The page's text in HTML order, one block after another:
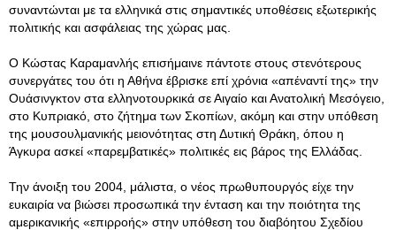
συναντώνται με τα ελληνικά στις σημαντικές υποθέσεις εξωτερικής
πολιτικής και ασφάλειας της χώρας μας.
Ο Κώστας Καραμανλής επισήμαινε πάντοτε στους στενότερους
συνεργάτες του ότι η Αθήνα έβρισκε επί χρόνια «απέναντί της» την
Ουάσινγκτον στα ελληνοτουρκικά σε Αιγαίο και Ανατολική Μεσόγειο,
στο Κυπριακό, στο ζήτημα των Σκοπίων, ακόμη και στην υπόθεση
της μουσουλμανικής μειονότητας στη Δυτική Θράκη, όπου η
Άγκυρα ασκεί «παρεμβατικές» πολιτικές εις βάρος της Ελλάδας.
Την άνοιξη του 2004, μάλιστα, ο νέος πρωθυπουργός είχε την
ευκαιρία να βιώσει προσωπικά την ένταση και την ποιότητα της
αμερικανικής «επιρροής» στην υπόθεση του διαβόητου Σχεδίου